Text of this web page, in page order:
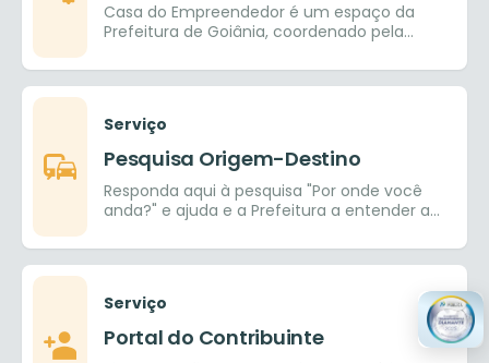
Casa do Empreendedor é um espaço da
Prefeitura de Goiânia, coordenado pela
Indústria, Comércio, Agricultura e Serviços,
em parceria com o SEBRAE.
Serviço
Pesquisa Origem-Destino
Responda aqui à pesquisa "Por onde você
anda?" e ajuda e a Prefeitura a entender a
Serviço
Portal do Contribuinte